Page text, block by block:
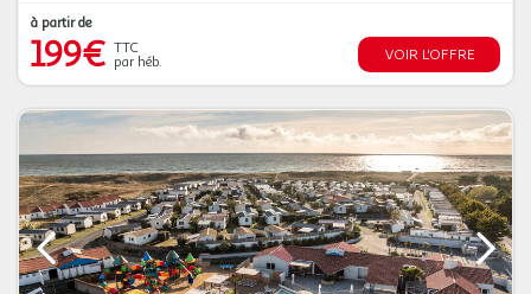
à partir de
199€ TTC
par héb.
VOIR L'OFFRE